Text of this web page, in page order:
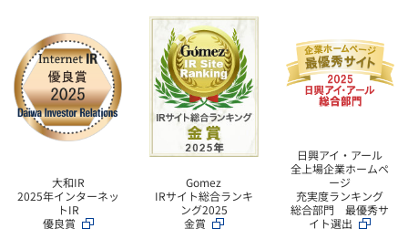
大和IR
2025年インターネッ
トIR
優良賞
Gomez
IRサイト総合ランキ
ング2025
金賞
日興アイ・アール
全上場企業ホームペ
ージ
充実度ランキング
総合部門 最優秀サ
イト選出